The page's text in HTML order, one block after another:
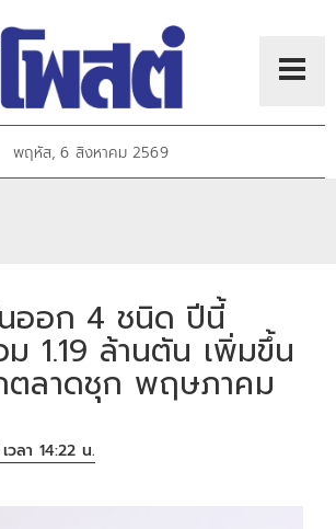
พฤหัส, 6 สิงหาคม 2569
ออก 4 ชนิด ปีนี้
1.19 ล้านตัน เพิ่มขึ้น
ตลาดชุก พฤษภาคม
วลา 14:22 น.